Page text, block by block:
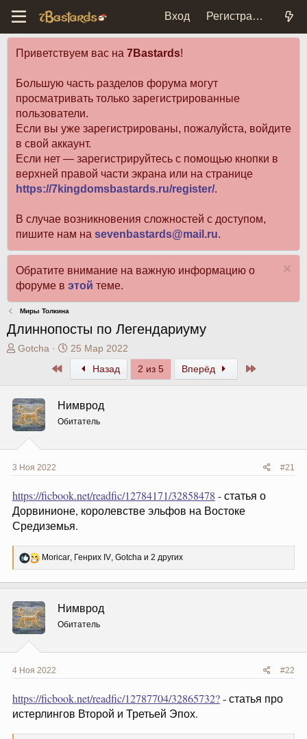
Вход Регистрация
Приветствуем вас на 7Bastards!
Большую часть разделов форума могут
просматривать только зарегистрированные
пользователи.
Если вы уже зарегистрированы, пожалуйста, войдите
в свой аккаунт.
Если нет — зарегистрируйтесь с помощью кнопки в
верхней правой части экрана или на странице
https://7kingdomsbastards.ru/register/.
В случае возникновения сложностей с доступом,
пишите нам на sevenbastards@mail.ru.
Обратите внимание на важную информацию о
форуме в этой теме.
Миры Толкина
Длиннопосты по Легендариуму
А
р
т
е
ы
Gotcha
Д
а
а
ч
л
25 Мар 2022
ПервыйНазад 2 из 5 Вперёд Последний
Нимврод
Обитатель
3 Ноя 2022 #21
https://ficbook.net/readfic/12784171/32858478 - статья о
Дорвинионе, королевстве эльфов на Востоке
Средиземья.
Р
е
ц
и
и
:
Moricar, Генрих IV, Gotcha и 2 других
Нимврод
Обитатель
4 Ноя 2022 #22
https://ficbook.net/readfic/12787704/32865732?- статья про
истерлингов Второй и Третьей Эпох.